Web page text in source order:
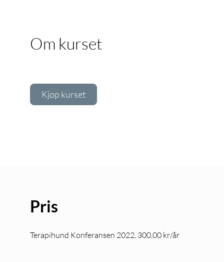
Om kurset
Kjøp kurset
Pris
Terapihund Konferansen 2022, 300,00 kr/år